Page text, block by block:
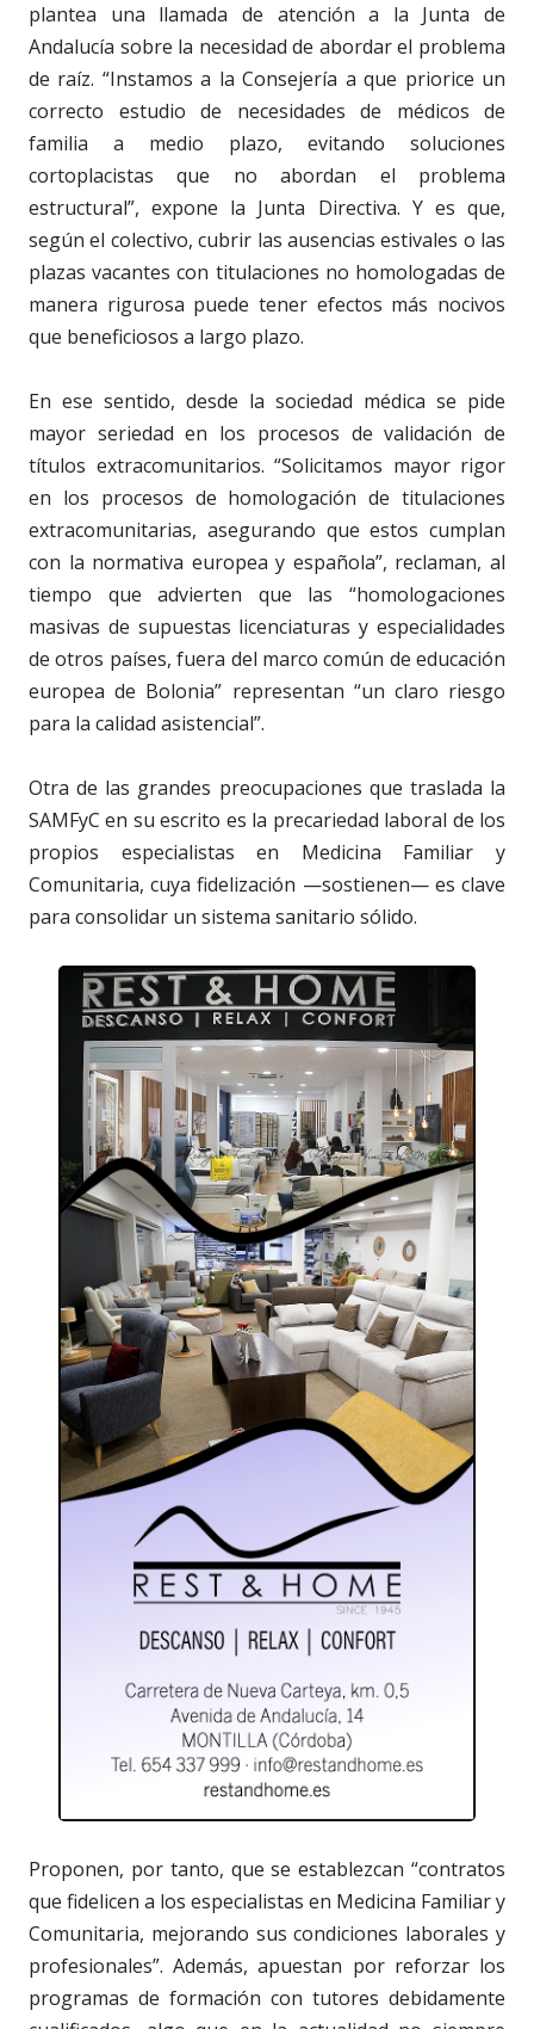
plantea una llamada de atención a la Junta de
Andalucía sobre la necesidad de abordar el problema
de raíz. “Instamos a la Consejería a que priorice un
correcto estudio de necesidades de médicos de
familia a medio plazo, evitando soluciones
cortoplacistas que no abordan el problema
estructural”, expone la Junta Directiva. Y es que,
según el colectivo, cubrir las ausencias estivales o las
plazas vacantes con titulaciones no homologadas de
manera rigurosa puede tener efectos más nocivos
que beneficiosos a largo plazo.
En ese sentido, desde la sociedad médica se pide
mayor seriedad en los procesos de validación de
títulos extracomunitarios. “Solicitamos mayor rigor
en los procesos de homologación de titulaciones
extracomunitarias, asegurando que estos cumplan
con la normativa europea y española”, reclaman, al
tiempo que advierten que las “homologaciones
masivas de supuestas licenciaturas y especialidades
de otros países, fuera del marco común de educación
europea de Bolonia” representan “un claro riesgo
para la calidad asistencial”.
Otra de las grandes preocupaciones que traslada la
SAMFyC en su escrito es la precariedad laboral de los
propios especialistas en Medicina Familiar y
Comunitaria, cuya fidelización —sostienen— es clave
para consolidar un sistema sanitario sólido.
Proponen, por tanto, que se establezcan “contratos
que fidelicen a los especialistas en Medicina Familiar y
Comunitaria, mejorando sus condiciones laborales y
profesionales”. Además, apuestan por reforzar los
programas de formación con tutores debidamente